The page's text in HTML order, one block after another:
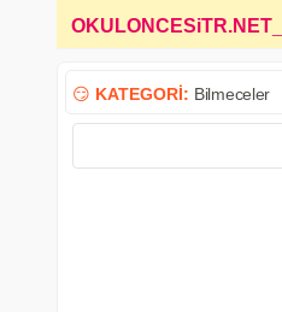
OKULONCESiTR.NET
😏 KATEGORİ: Bilmeceler